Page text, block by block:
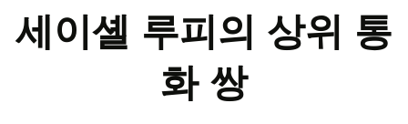
세이셸 루피의 상위 통
화 쌍